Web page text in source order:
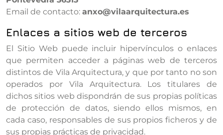
Email de contacto: anxo@vilaarquitectura.es
Enlaces a sitios web de terceros
El Sitio Web puede incluir hipervínculos o enlaces
que permiten acceder a páginas web de terceros
distintos de Vila Arquitectura, y que por tanto no son
operados por Vila Arquitectura. Los titulares de
dichos sitios web dispondrán de sus propias políticas
de protección de datos, siendo ellos mismos, en
cada caso, responsables de sus propios ficheros y de
sus propias prácticas de privacidad.